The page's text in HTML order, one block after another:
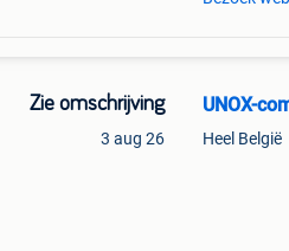
Zie omschrijving
3 aug 26
UNOX-
Heel België